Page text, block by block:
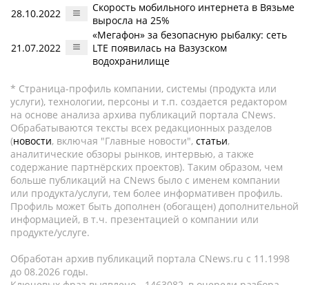
28.10.2022
Скорость мобильного интернета в Вязьме
выросла на 25%
21.07.2022
«Мегафон» за безопасную рыбалку: сеть
LTE появилась на Вазузском
водохранилище
* Страница-профиль компании, системы (продукта или
услуги), технологии, персоны и т.п. создается редактором
на основе анализа архива публикаций портала CNews.
Обрабатываются тексты всех редакционных разделов
(новости, включая "Главные новости", статьи,
аналитические обзоры рынков, интервью, а также
содержание партнёрских проектов). Таким образом, чем
больше публикаций на CNews было с именем компании
или продукта/услуги, тем более информативен профиль.
Профиль может быть дополнен (обогащен) дополнительной
информацией, в т.ч. презентацией о компании или
продукте/услуге.
Обработан архив публикаций портала CNews.ru c 11.1998
до 08.2026 годы.